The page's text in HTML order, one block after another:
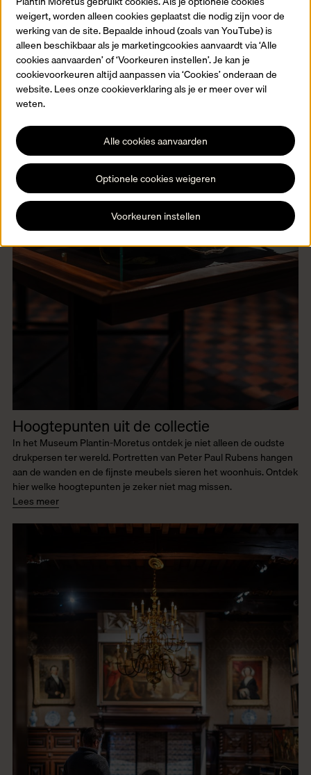
Hoogtepunten uit de collectie
In het Museum Plantin-Moretus ontdek je niet alleen de oudste
drukpersen ter wereld. Portretten van Peter Paul Rubens hangen
aan de wanden en de fijnste meubels sieren het woonhuis. Ontdek
hier welke hoogtepunten je zeker niet mag missen.
Lees meer
weigert, worden alleen cookies geplaatst die nodig zijn voor de
werking van de site. Bepaalde inhoud (zoals van YouTube) is
alleen beschikbaar als je marketingcookies aanvaardt via ‘Alle
cookies aanvaarden’ of ‘Voorkeuren instellen’. Je kan je
cookievoorkeuren altijd aanpassen via ‘Cookies’ onderaan de
website. Lees onze cookieverklaring als je er meer over wil
weten.
Alle cookies aanvaarden
Optionele cookies weigeren
Voorkeuren instellen